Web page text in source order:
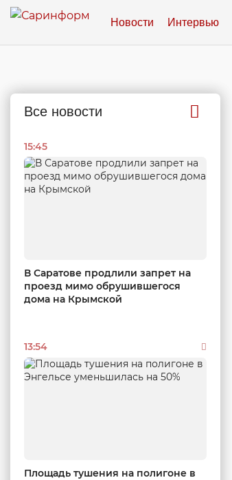
Новости Интервью
Все новости
15:45
В Саратове продлили запрет на
проезд мимо обрушившегося
дома на Крымской
13:54
Площадь тушения на полигоне в